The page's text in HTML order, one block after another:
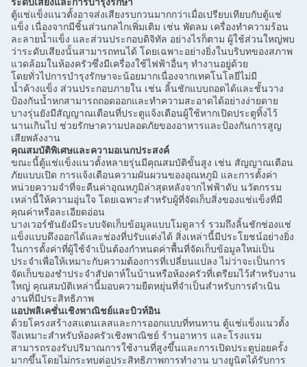
ระดับเสียงและการบำรุงรักษา
ตู้แช่แข็งแนวตั้งอาจส่งเสียงรบกวนมากกว่าเมื่อเปรียบเทียบกับตู้แช่
แข็ง เนื่องจากมีชิ้นส่วนกลไกเพิ่มเติม เช่น พัดลม เครื่องทำความร้อน
ละลายน้ำแข็ง และส่วนประกอบดิจิทัล อย่างไรก็ตาม ผู้ใช้ส่วนใหญ่พบ
ว่าระดับเสียงนั้นสามารถทนได้ โดยเฉพาะอย่างยิ่งในบริบทของสภาพ
แวดล้อมในห้องครัวซึ่งมีเครื่องใช้ไฟฟ้าอื่นๆ ทำงานอยู่ด้วย
โดยทั่วไปการบำรุงรักษาจะน้อยมากเนื่องจากเทคโนโลยีไม่มี
น้ำค้างแข็ง ส่วนประกอบภายใน เช่น ลิ้นชักแบบถอดได้และชั้นวาง
ป้องกันน้ำหกสามารถถอดออกและทำความสะอาดได้อย่างง่ายดาย
บางรุ่นยังมีสัญญาณเตือนที่ประตูแจ้งเตือนผู้ใช้หากเปิดประตูทิ้งไว้
นานเกินไป ช่วยรักษาความปลอดภัยของอาหารและป้องกันการสูญ
เสียพลังงาน
คุณสมบัติพิเศษและความอเนกประสงค์
ขณะนี้ตู้แช่แข็งแนวตั้งหลายรุ่นมีคุณสมบัติขั้นสูง เช่น สัญญาณเตือน
ภัยแบบเปิด การแจ้งเตือนความผันผวนของอุณหภูมิ และการตั้งค่า
หน่วยความจำที่จะคืนค่าอุณหภูมิล่าสุดหลังจากไฟฟ้าดับ นวัตกรรม
เหล่านี้ให้ความอุ่นใจ โดยเฉพาะสำหรับผู้ที่จัดเก็บสิ่งของแช่แข็งที่มี
คุณค่าหรือละเอียดอ่อน
บางเวอร์ชันยังมีระบบจัดเก็บข้อมูลแบบโมดูลาร์ รวมถึงลิ้นชักช่องแช่
แข็งแบบดึงออกได้และช่องที่ปรับแต่งได้ สิ่งเหล่านี้มีประโยชน์อย่างยิ่ง
ในการตั้งค่าที่ผู้ใช้จำเป็นต้องกำหนดค่าพื้นที่จัดเก็บข้อมูลใหม่เป็น
ประจำเพื่อให้เหมาะกับความต้องการที่เปลี่ยนแปลง ไม่ว่าจะเป็นการ
จัดเก็บของชำประจำสัปดาห์ในบ้านหรือห้องครัวที่เตรียมไว้สำหรับงาน
ใหญ่ คุณสมบัติเหล่านี้มอบความยืดหยุ่นที่จำเป็นสำหรับการดำเนิน
งานที่มีประสิทธิภาพ
แอปพลิเคชั่นเชิงพาณิชย์และบิวท์อิน
ด้วยโครงสร้างสแตนเลสและการออกแบบที่ทนทาน ตู้แช่แข็งแนวตั้ง
จึงเหมาะสำหรับห้องครัวเชิงพาณิชย์ ร้านอาหาร และโรงแรม
สามารถรองรับปริมาณการใช้งานที่สูงขึ้นและการเปิดประตูบ่อยครั้ง
มากขึ้นโดยไม่กระทบต่อประสิทธิภาพการทำงาน บางยูนิตได้รับการ